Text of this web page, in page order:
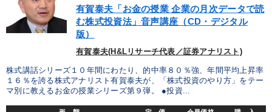
有賀泰夫「お金の授業 企業の月次データで読
む株式投資法」音声講座（CD・デジタル
版）
有賀泰夫(H&Lリサーチ代表／証券アナリスト)
株式講話シリーズ１０年間にわたり、的中率８０％強、年間平均上昇率
１６％を誇る株式アナリスト有賀泰夫が、「株式投資のやり方」をテー
マ別に教えるお金の授業シリーズ第９弾。 ●投資...